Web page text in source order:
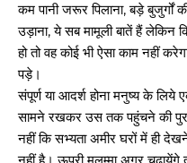
कम पानी जरूर पिलाना, बड़े बुजुर्गों
उड़ाना, ये सब मामूली बातें हैं लेकिन
हो तो वह कोई भी ऐसा काम नहीं
पड़े।
संपूर्ण या आदर्श होना मनुष्य के
सामने रखकर उस तक पहुंचने की
नहीं कि सभ्यता अमीर घरों में ही